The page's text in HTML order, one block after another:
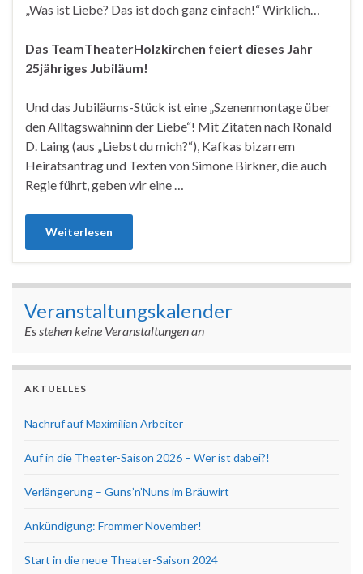
„Was ist Liebe? Das ist doch ganz einfach!“ Wirklich…
Das TeamTheaterHolzkirchen feiert dieses Jahr
25jähriges Jubiläum!
Und das Jubiläums-Stück ist eine „Szenenmontage über
den Alltagswahninn der Liebe“! Mit Zitaten nach Ronald
D. Laing (aus „Liebst du mich?“), Kafkas bizarrem
Heiratsantrag und Texten von Simone Birkner, die auch
Regie führt, geben wir eine …
Weiterlesen
Veranstaltungskalender
Es stehen keine Veranstaltungen an
AKTUELLES
Nachruf auf Maximilian Arbeiter
Auf in die Theater-Saison 2026 – Wer ist dabei?!
Verlängerung – Guns’n’Nuns im Bräuwirt
Ankündigung: Frommer November!
Start in die neue Theater-Saison 2024